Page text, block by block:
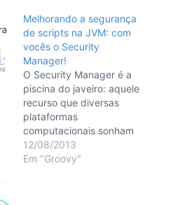
Melhorando a segurança
de scripts na JVM: com
vocês o Security
Manager!
O Security Manager é a
piscina do javeiro: aquele
recurso que diversas
plataformas
computacionais sonham
possuir e muitos de nós
simplesmente ignoramos.
12/08/2013
Em "Groovy"